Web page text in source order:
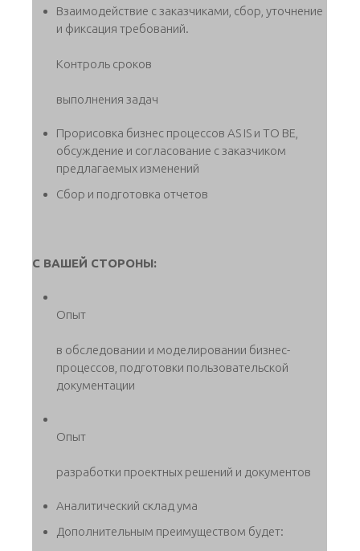
Взаимодействие с заказчиками, сбор, уточнение
и фиксация требований.
Контроль сроков
выполнения задач
Прорисовка бизнес процессов AS IS и TO BE,
обсуждение и согласование с заказчиком
предлагаемых изменений
Сбор и подготовка отчетов
С ВАШЕЙ СТОРОНЫ:
Опыт
в обследовании и моделировании бизнес-
процессов, подготовки пользовательской
документации
Опыт
разработки проектных решений и документов
Аналитический склад ума
Дополнительным преимуществом будет: